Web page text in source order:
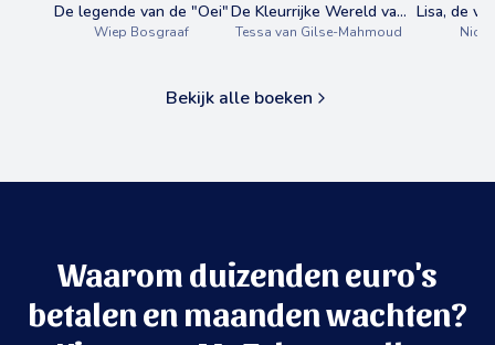
De legende van de "Oei"
Wiep Bosgraaf
De Kleurrijke Wereld van
Ivy-jasmine
Tessa van Gilse-Mahmoud
Lisa, de
rugzak
Bekijk alle boeken
Waarom duizenden euro's
betalen en maanden wachten?